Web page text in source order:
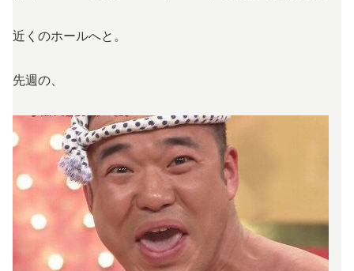
近くのホールへと。
先週の、